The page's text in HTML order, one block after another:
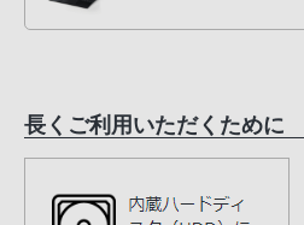
長くご利用いただくために